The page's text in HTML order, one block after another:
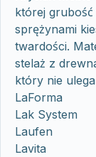
której
sprężynami
twardości.
stelaż z
który nie
LaForma
Lak System
Laufen
Lavita